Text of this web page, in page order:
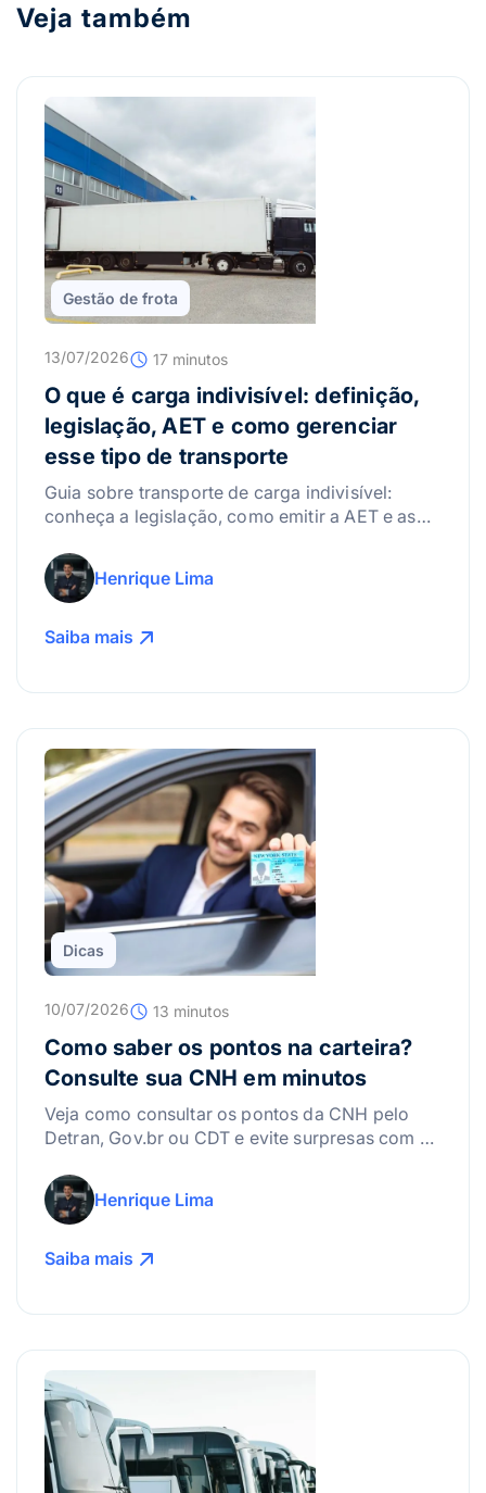
Veja também
Gestão de frota
13/07/2026 17 minutos
O que é carga indivisível: definição,
legislação, AET e como gerenciar
esse tipo de transporte
Guia sobre transporte de carga indivisível:
conheça a legislação, como emitir a AET e as
Henrique Lima
Saiba mais
Dicas
10/07/2026 13 minutos
Como saber os pontos na carteira?
Consulte sua CNH em minutos
Veja como consultar os pontos da CNH pelo
Detran, Gov.br ou CDT e evite surpresas com a
Henrique Lima
Saiba mais